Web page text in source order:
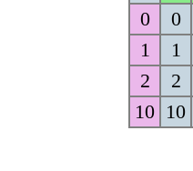
0
0
1
1
2
2
10 10